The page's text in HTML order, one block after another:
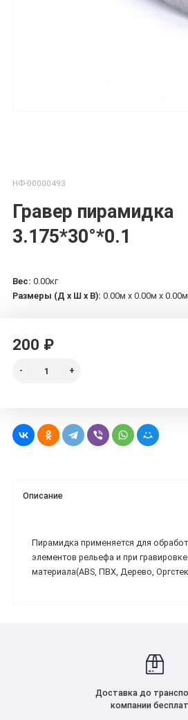
НФ-00000493
Гравер пирамидка
3.175*30°*0.1
Вес: 0.00кг
Размеры (Д х Ш х В): 0.00м x 0.00м x 0.00м
200 ₽
Описание
Пирамидка применяется для
элементов рельефа и при
материала(ABS, ПВХ, Дерево,
Доставка до
компании